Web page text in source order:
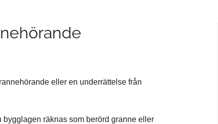
eller en underrättelse från
räknas som berörd granne eller